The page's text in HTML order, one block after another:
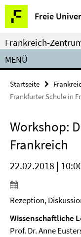
Springe
direkt
zu
Inhalt
Freie
Service-
Navigation
Frankreich-
MENÜ
Startseite
Frankfurter Schule in
Workshop:
Frankreich
22.02.2018 |
Rezeption,
Wissenschaftliche
Prof. Dr. Anne